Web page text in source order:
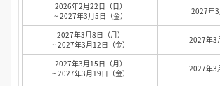
2026年2月22日（日）
~ 2027年3月5日（金）
2027年3
2027年3月8日（月）
~ 2027年3月12日（金）
2027年3
2027年3月15日（月）
~ 2027年3月19日（金）
2027年3